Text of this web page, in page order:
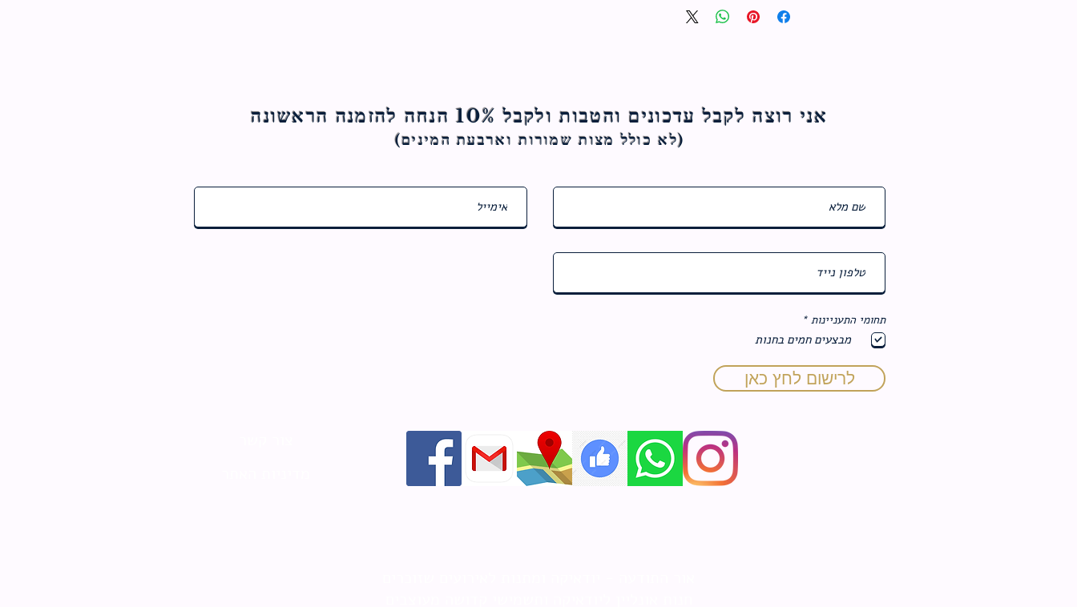
אני רוצה לקבל עדכונים והטבות ולקבל 10% הנחה להזמנה הראשונה
(לא כולל מצות שמורות וארבעת המינים)
תחומי התעניינות *
ב
מבצעים חמים בחנות
לרישום לחץ כאן